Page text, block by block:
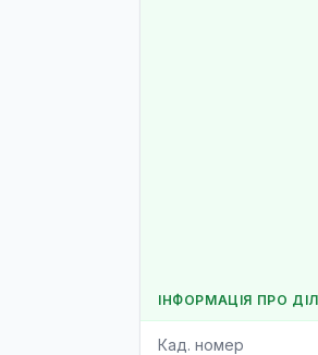
ІНФОРМАЦІЯ ПРО
Кад. номер